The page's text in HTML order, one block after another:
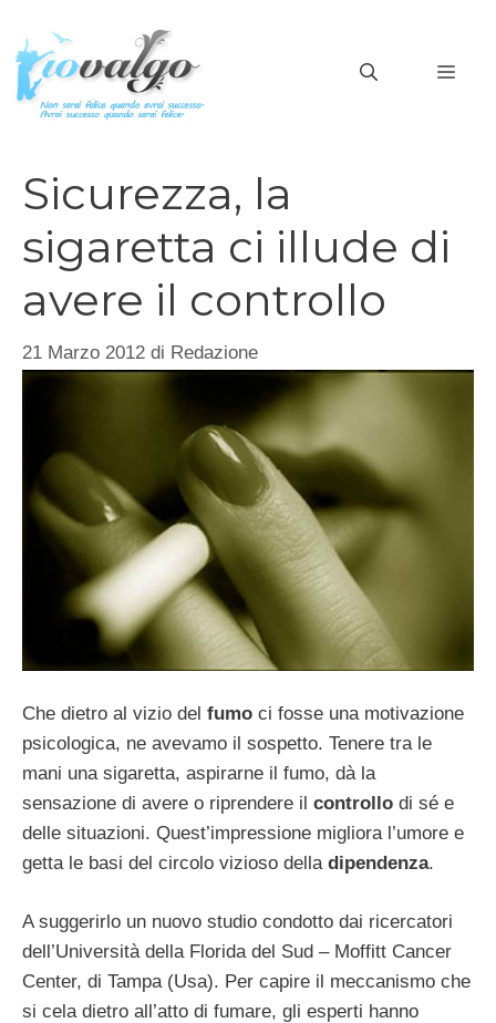
contenuto
Sicurezza, la
sigaretta ci illude di
avere il controllo
21 Marzo 2012 di Redazione
Che dietro al vizio del fumo ci fosse una motivazione
psicologica, ne avevamo il sospetto. Tenere tra le
mani una sigaretta, aspirarne il fumo, dà la
sensazione di avere o riprendere il controllo di sé e
delle situazioni. Quest’impressione migliora l’umore e
getta le basi del circolo vizioso della dipendenza.
A suggerirlo un nuovo studio condotto dai ricercatori
dell’Università della Florida del Sud – Moffitt Cancer
Center, di Tampa (Usa). Per capire il meccanismo che
si cela dietro all’atto di fumare, gli esperti hanno